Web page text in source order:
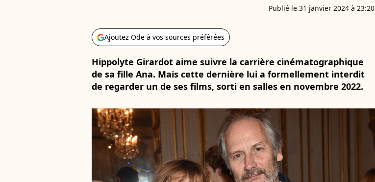
Publié le 31 janvier 2024 à 23:20
Ajoutez Ode à vos sources préférées
Hippolyte Girardot aime suivre la carrière cinématographique
de sa fille Ana. Mais cette dernière lui a formellement interdit
de regarder un de ses films, sorti en salles en novembre 2022.